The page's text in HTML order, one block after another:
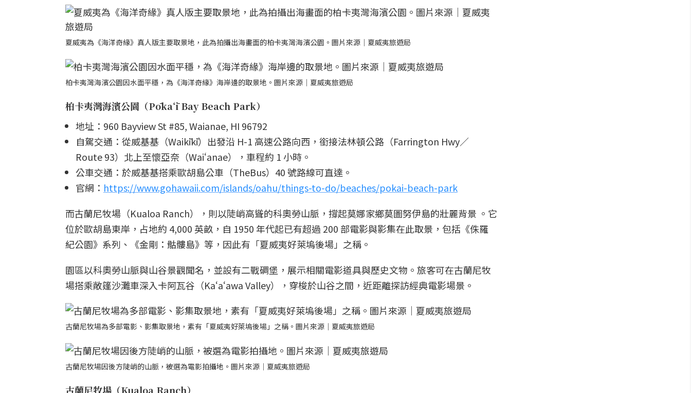
夏威夷為《海洋奇緣》真人版主要取景地，此為拍攝出海畫面的柏卡夷灣海濱公園。圖片來源｜夏威夷旅遊局
柏卡夷灣海濱公園因水面平穩，為《海洋奇緣》海岸邊的取景地。圖片來源｜夏威夷旅遊局
柏卡夷灣海濱公園（Pōkaʻī Bay Beach Park）
地址：960 Bayview St #85, Waianae, HI 96792
自駕交通：從威基基（Waikīkī）出發沿 H-1 高速公路向西，銜接法林頓公路（Farrington Hwy／
Route 93）北上至懷亞奈（Waiʻanae），車程約 1 小時。
公車交通：於威基基搭乘歐胡島公車（TheBus）40 號路線可直達。
官網： https://www.gohawaii.com/islands/oahu/things-to-do/beaches/pokai-beach-park
而古蘭尼牧場（Kualoa Ranch），則以陡峭高聳的科奧勞山脈，撐起莫娜家鄉莫圖努伊島的壯麗背景 。它
位於歐胡島東岸，占地約 4,000 英畝，自 1950 年代起已有超過 200 部電影與影集在此取景，包括《侏羅
紀公園》系列、《金剛：骷髏島》等，因此有「夏威夷好萊塢後場」之稱。
園區以科奧勞山脈與山谷景觀聞名，並設有二戰碉堡，展示相關電影道具與歷史文物。旅客可在古蘭尼牧
場搭乘敞篷沙灘車深入卡阿瓦谷（Kaʻaʻawa Valley），穿梭於山谷之間，近距離探訪經典電影場景。
古蘭尼牧場為多部電影、影集取景地，素有「夏威夷好萊塢後場」之稱。圖片來源｜夏威夷旅遊局
古蘭尼牧場因後方陡峭的山脈，被選為電影拍攝地。圖片來源｜夏威夷旅遊局
古蘭尼牧場（Kualoa Ranch）